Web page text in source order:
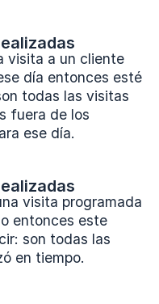
visita a un cliente
día entonces esté
todas las visitas
fuera de los
ese día.
visita programada
entonces este
son todas las
en tiempo.